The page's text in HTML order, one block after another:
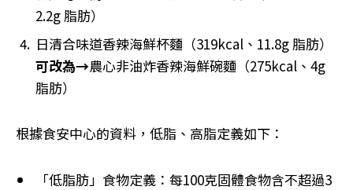
2.2g 脂肪）
日清合味道香辣海鮮杯麵（319kcal、11.8g 脂肪）
可改為→農心非油炸香辣海鮮碗麵（275kcal、4g
脂肪）
根據食安中心的資料，低脂、高脂定義如下：
「低脂肪」食物定義：每100克固體食物含不超過3